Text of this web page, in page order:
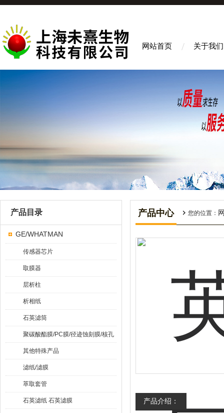
网站首页 关于我们
产品目录
GE/WHATMAN
传感器芯片
取膜器
层析柱
析相纸
石英滤筒
聚碳酸酯膜/PC膜/径迹蚀刻膜/核孔
膜
其他特殊产品
滤纸/滤膜
萃取套管
石英滤纸 石英滤膜
产品中心 您的位置：
产品介绍：